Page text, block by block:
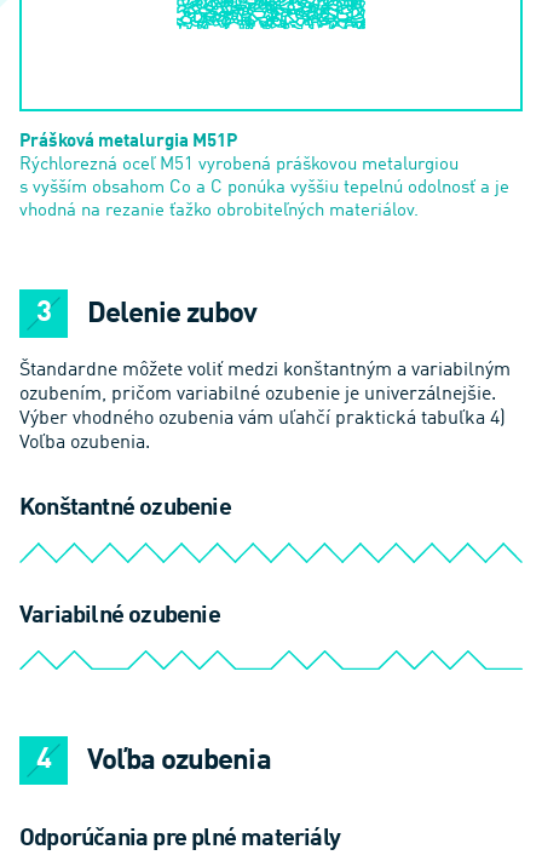
Prášková metalurgia M51P
Rýchlorezná oceľ M51 vyrobená práškovou metalurgiou
s vyšším obsahom Co a C ponúka vyššiu tepelnú odolnosť a je
vhodná na rezanie ťažko obrobiteľných materiálov.
Delenie zubov
Štandardne môžete voliť medzi konštantným a variabilným
ozubením, pričom variabilné ozubenie je univerzálnejšie.
Výber vhodného ozubenia vám uľahčí praktická tabuľka 4)
Voľba ozubenia.
Konštantné ozubenie
Variabilné ozubenie
Voľba ozubenia
Odporúčania pre plné materiály